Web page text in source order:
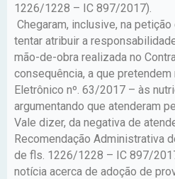
1226/1228 – IC 897/2017).
Chegaram, inclusive, na
tentar atribuir a
mão-de-obra realizada no
consequência, a que
Eletrônico nº. 63/2017 – às
argumentando que atenderam
Vale dizer, da negativa de
Recomendação Administrativa
de fls. 1226/1228 – IC 897/
notícia acerca de adoção de